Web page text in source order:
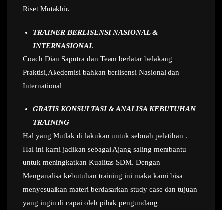
Riset Mutakhir.
TRAINER BERLISENSI NASIONAL &
INTERNASIONAL
Coach Dian Saputra dan Team berlatar belakang
Praktisi,Akedemisi bahkan berlisensi Nasional dan
International
GRATIS KONSULTASI & ANALISA KEBUTUHAN
TRAINING
Hal yang Mutlak di lakukan untuk sebuah pelatihan .
Hal ini kami jadikan sebagai Ajang saling membantu
untuk meningkatkan Kualitas SDM. Dengan
Menganalisa kebutuhan training ini maka kami bisa
menyesuaikan materi berdasarkan study case dan tujuan
yang ingin di capai oleh pihak pengundang